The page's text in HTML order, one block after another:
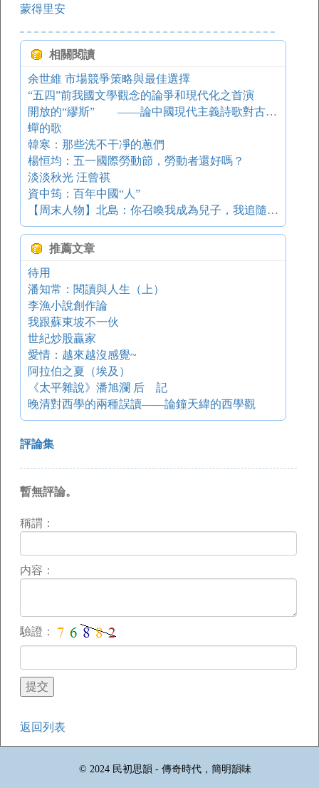
蒙得里安
相關閱讀
余世維 市場競爭策略與最佳選擇
“五四”前我國文學觀念的論爭和現代化之首演
開放的“繆斯” ——論中國現代主義詩歌對古典詩歌、西方現代派詩歌的接受
蟬的歌
韓寒：那些洗不干凈的蔥們
楊恒均：五一國際勞動節，勞動者還好嗎？
淡淡秋光 汪曾祺
資中筠：百年中國“人”
【周末人物】北島：你召喚我成為兒子，我追隨你成為父親
推薦文章
待用
潘知常：閱讀與人生（上）
李漁小說創作論
我跟蘇東坡不一伙
世紀炒股贏家
愛情：越來越沒感覺~
阿拉伯之夏（埃及）
《太平雜說》潘旭瀾 后 記
晚清對西學的兩種誤讀——論鐘天緯的西學觀
評論集
暫無評論。
稱謂：
内容：
驗證：
返回列表
© 2024 民初思韻 - 傳奇時代，簡明韻味